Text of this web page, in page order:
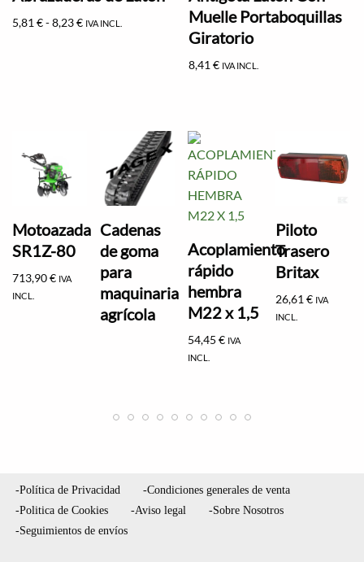
5,81 €-8,23€ IVA INCL.
Muelle Portaboquillas
Giratorio
8,41€ IVA INCL.
Motoazada
SR1Z-80
713,90€ IVA
INCL.
Cadenas
de goma
para
maquinaria
agrícola
Acoplamiento
rápido
hembra
M22 x 1,5
54,45€ IVA
INCL.
Piloto
Trasero
Britax
26,61€ IVA
INCL.
-Política de Privacidad
-Condiciones generales de venta
-Politica de Cookies
-Aviso legal
-Sobre Nosotros
-Seguimientos de envíos